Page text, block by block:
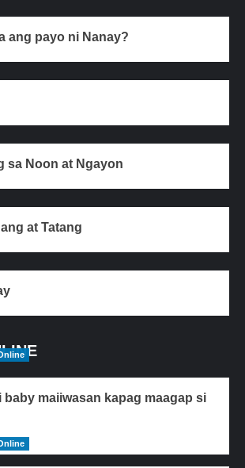
ang payo ni Nanay?
sa Noon at Ngayon
at Tatang
baby maiiwasan kapag maagap si